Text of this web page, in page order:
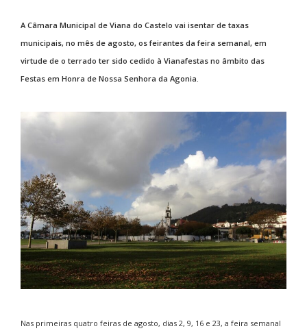
A Câmara Municipal de Viana do Castelo vai isentar de taxas
municipais, no mês de agosto, os feirantes da feira semanal, em
virtude de o terrado ter sido cedido à Vianafestas no âmbito das
Festas em Honra de Nossa Senhora da Agonia.
Nas primeiras quatro feiras de agosto, dias 2, 9, 16 e 23, a feira semanal